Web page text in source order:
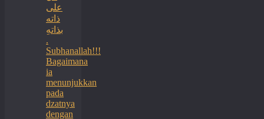
على
ذاته
بذاتهِ
.
Subhanallah!!!
Bagaimana
ia
menunjukkan
pada
dzatnya
dengan